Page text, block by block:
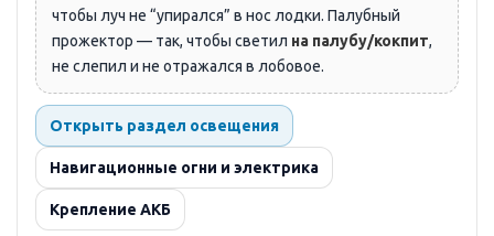
чтобы луч не “упирался” в нос лодки. Палубный
прожектор — так, чтобы светил на палубу/кокпит,
не слепил и не отражался в лобовое.
Открыть раздел освещения
Навигационные огни и электрика
Крепление АКБ